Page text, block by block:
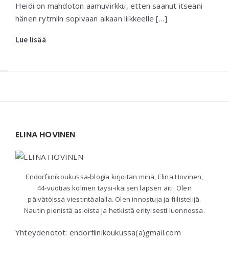
Heidi on mahdoton aamuvirkku, etten saanut itseäni
hänen rytmiin sopivaan aikaan liikkeelle […]
Lue lisää
ELINA HOVINEN
Endorfiinikoukussa-blogia kirjoitan minä, Elina Hovinen,
44-vuotias kolmen täysi-ikäisen lapsen äiti. Olen
päivätöissä viestintäalalla. Olen innostuja ja fiilistelijä.
Nautin pienistä asioista ja hetkistä erityisesti luonnossa.
Yhteydenotot: endorfiinikoukussa(a)gmail.com